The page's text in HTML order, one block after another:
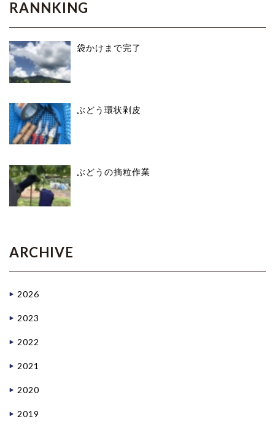
RANNKING
袋かけまで完了
ぶどう環状剥皮
ぶどうの摘粒作業
ARCHIVE
2026
2023
2022
2021
2020
2019